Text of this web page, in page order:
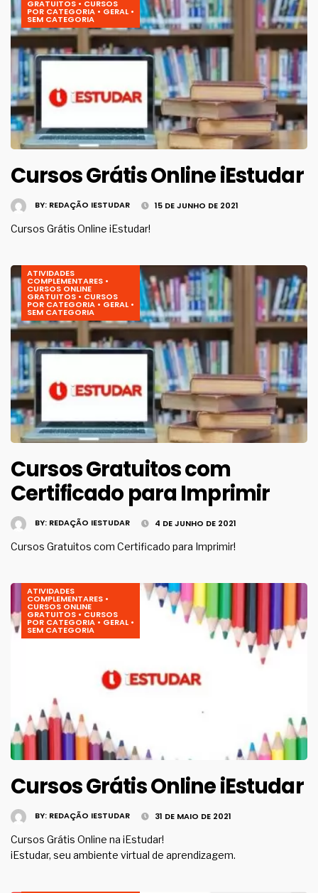
GRATUITOS • CURSOS
POR CATEGORIA • GERAL•
SEM CATEGORIA
Cursos Grátis Online iEstudar
BY: REDAÇÃO IESTUDAR 15 DE JUNHO DE 2021
Cursos Grátis Online iEstudar!
ATIVIDADES
COMPLEMENTARES •
CURSOS ONLINE
GRATUITOS • CURSOS
POR CATEGORIA • GERAL•
SEM CATEGORIA
Cursos Gratuitos com
Certificado para Imprimir
BY: REDAÇÃO IESTUDAR 4 DE JUNHO DE 2021
Cursos Gratuitos com Certificado para Imprimir!
ATIVIDADES
COMPLEMENTARES •
CURSOS ONLINE
GRATUITOS • CURSOS
POR CATEGORIA • GERAL•
SEM CATEGORIA
Cursos Grátis Online iEstudar
BY: REDAÇÃO IESTUDAR 31 DE MAIO DE 2021
Cursos Grátis Online na iEstudar!
iEstudar, seu ambiente virtual de aprendizagem.